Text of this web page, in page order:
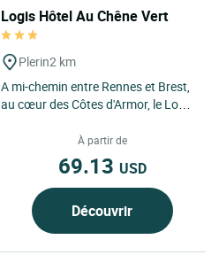
Logis Hôtel Au Chêne Vert
Plerin2 km
A mi-chemin entre Rennes et Brest,
au cœur des Côtes d'Armor, le Logis
À partir de
69.13 USD
Découvrir